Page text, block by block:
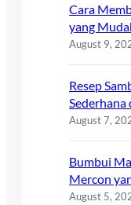
Cara
yang
August 9,
Resep
Sederhana
August 7,
Bumbui
Mercon
August 5,